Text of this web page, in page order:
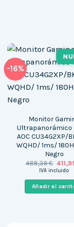
-16%
Monitor
Ultrapanorámico
AOC CU34G2XP/
WQHD/ 1ms/
Negro
489,39€ El
precio
era:
IVA incluido
Añadir al